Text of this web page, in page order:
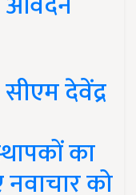
देवेंद्र
का
को